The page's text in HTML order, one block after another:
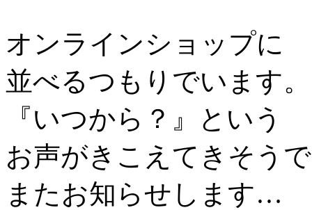
オンラインショップに
並べるつもりでいます。
『いつから？』という
お声がきこえてきそう
またお知らせします…